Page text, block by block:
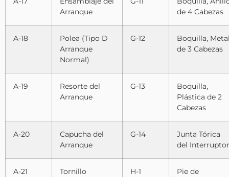
Arranque
de 4 Cabezas
A-18
Polea (Tipo D
Arranque
Normal)
G-12
Boquilla,
de 3 Cabezas
A-19
Resorte del
Arranque
G-13
Boquilla,
Plástica de 2
Cabezas
A-20
Capucha del
Arranque
G-14
Junta Tórica
del Interruptor
A-21 Tornillo H-1
Pie de